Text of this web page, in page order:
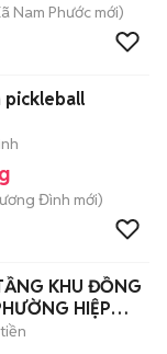
Nam Phước mới)
pickleball
Đình mới)
KHU ĐỒNG
HIỆP